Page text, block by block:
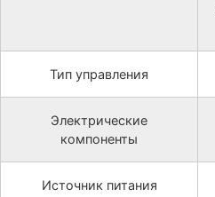
Тип управления
Электрические
компоненты
Источник питания